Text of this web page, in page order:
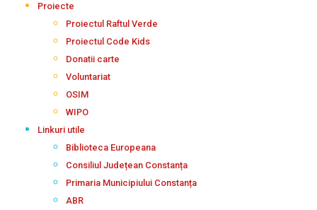
Proiecte
Proiectul Raftul Verde
Proiectul Code Kids
Donatii carte
Voluntariat
OSIM
WIPO
Linkuri utile
Biblioteca Europeana
Consiliul Județean Constanța
Primaria Municipiului Constanța
ABR